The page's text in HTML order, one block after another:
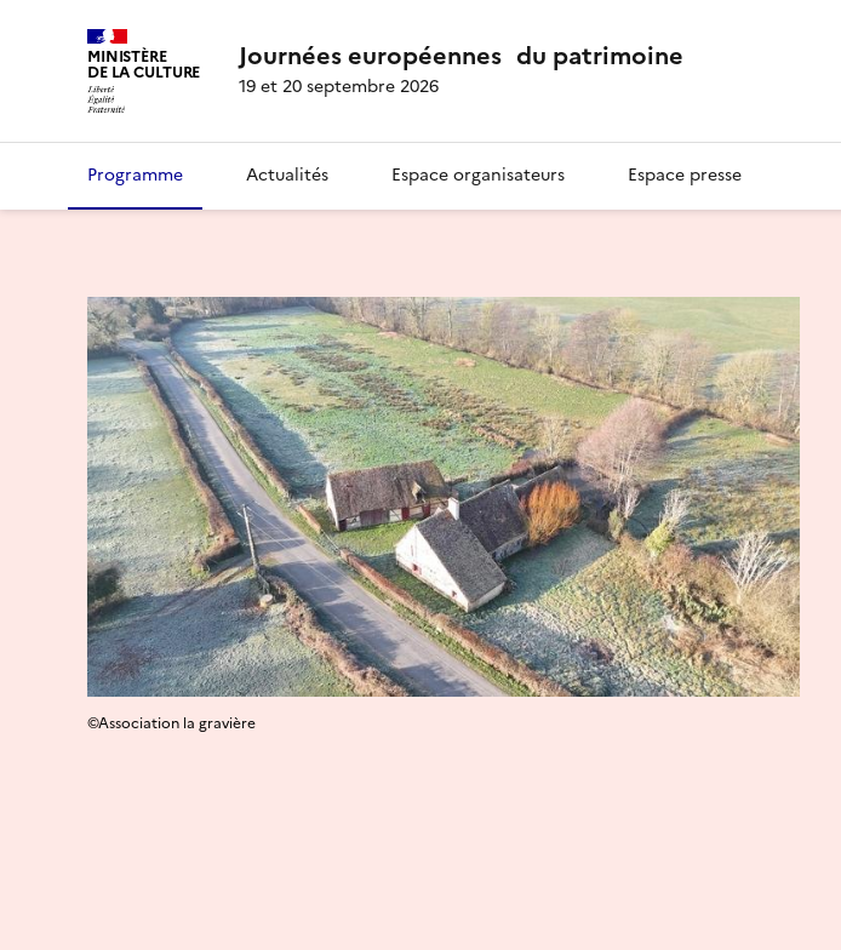
MINISTÈRE
DE LA CULTURE Journées européennes du patrimoine
19 et 20 septembre 2026
Programme Actualités Espace organisateurs Espace presse
©Association la gravière